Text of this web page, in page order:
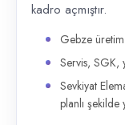
kadro açmıştır.
Gebze üretim
Servis, SGK,
Sevkiyat
planlı şekilde